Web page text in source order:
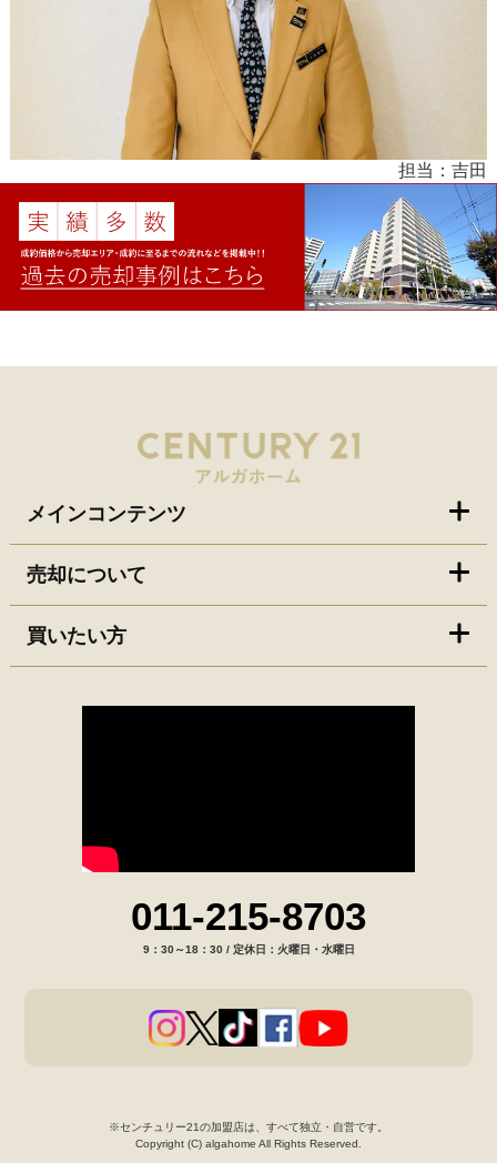
担当：吉田
メインコンテンツ
売却について
買いたい方
011-215-8703
9：30～18：30 / 定休日：火曜日・水曜日
※センチュリー21の加盟店は、すべて独立・自営です。
Copyright (C) algahome All Rights Reserved.